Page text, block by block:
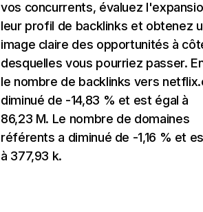
vos concurrents, évaluez
leur profil de backlinks et obtenez
image claire des opportunités à
desquelles vous pourriez passer.
le nombre de backlinks vers
diminué de -14,83 % et est égal à
86,23 M. Le nombre de domaines
référents a diminué de -1,16 % et
à 377,93 k.